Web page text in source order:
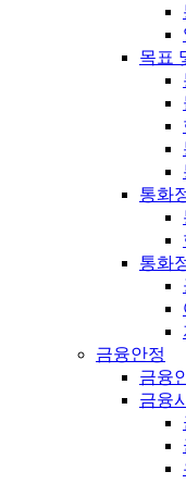
목표
통화
통화
금융안정
금융
금융